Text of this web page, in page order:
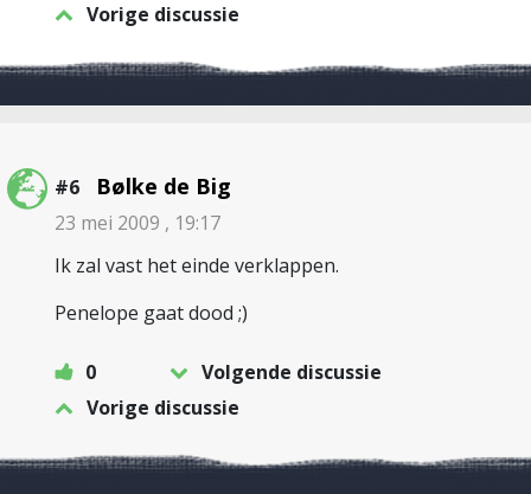
Vorige discussie
#6 Bølke de Big
23 mei 2009 , 19:17
Ik zal vast het einde verklappen.
Penelope gaat dood ;)
0
Volgende discussie
Vorige discussie